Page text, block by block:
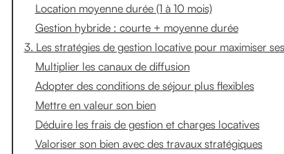
Location moyenne durée (1 à 10 mois)
Gestion hybride : courte + moyenne durée
3. Les stratégies de gestion locative pour maximiser
Multiplier les canaux de diffusion
Adopter des conditions de séjour plus flexibles
Mettre en valeur son bien
Déduire les frais de gestion et charges locatives
Valoriser son bien avec des travaux stratégiques